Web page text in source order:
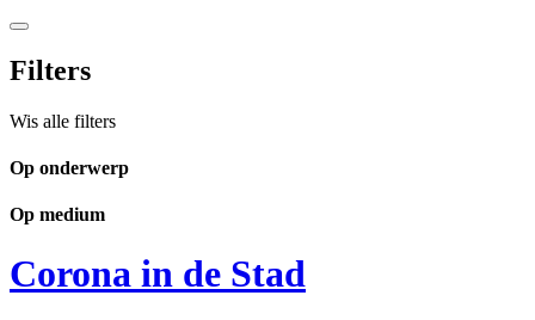
Filters
Wis alle filters
Op onderwerp
Op medium
Corona in de Stad